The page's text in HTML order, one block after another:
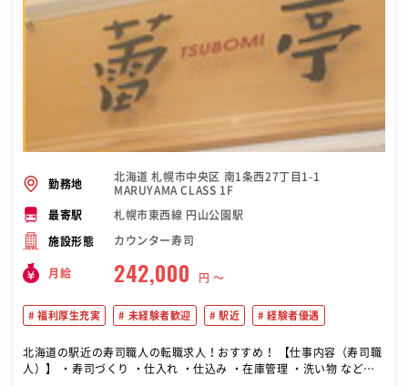
勤務地
北海道 札幌市中央区 南1条西27丁目1-1
MARUYAMA CLASS 1F
最寄駅 札幌市東西線 円山公園駅
施設形態 カウンター寿司
月給 242,000 円 〜
福利厚生充実 未経験者歓迎 駅近 経験者優遇
北海道の駅近の寿司職人の転職求人！おすすめ！ 【仕事内容（寿司職
人）】 ・寿司づくり ・仕入れ ・仕込み ・在庫管理 ・洗い物 など